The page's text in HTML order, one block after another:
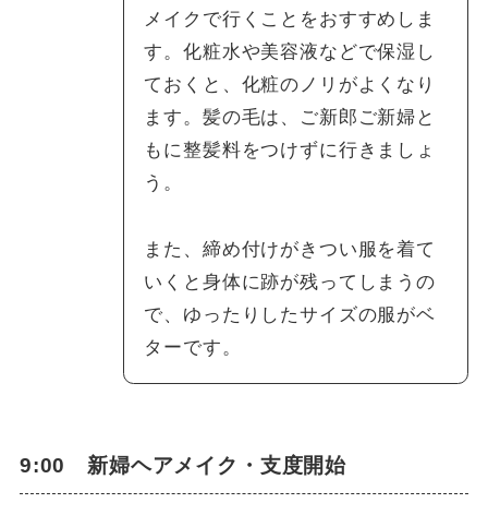
メイクで行くことをおすすめしま
す。化粧水や美容液などで保湿し
ておくと、化粧のノリがよくなり
ます。髪の毛は、ご新郎ご新婦と
もに整髪料をつけずに行きましょ
う。
また、締め付けがきつい服を着て
いくと身体に跡が残ってしまうの
で、ゆったりしたサイズの服がベ
ターです。
9:00 新婦ヘアメイク・支度開始